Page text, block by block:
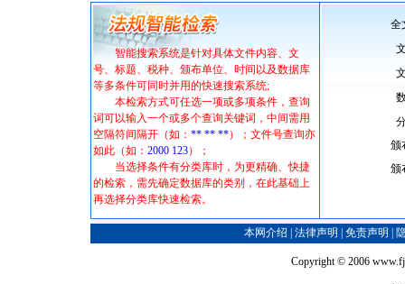
智能搜索系统是针对具体文件内容、文
号、标题、税种、颁布单位、时间以及数据库
等多条件可同时并用的快速搜索系统;
本检索方式可任选一项或多项条件，查询
词可以输入一个或多个查询关键词，中间需用
空隔符间隔开（如： ** ** **）；文件号查询亦
如此（如： 2000 123）；
当选择条件有分类库时，为更精确、快捷
的检索，需先确定数据库的类别，在此基础上
再选择分类库快速检索。
全
颁
颁
本网介绍 法律声明 免责声明
Copyright © 2006